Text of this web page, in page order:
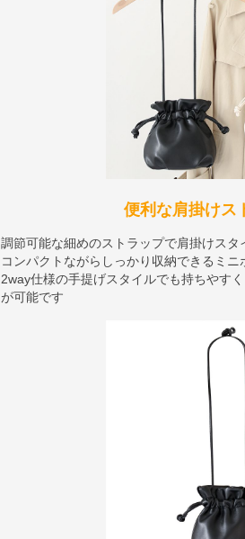
便利な肩掛けス
調節可能な細めのストラップで肩掛けス
コンパクトながらしっかり収納できるミ
2way仕様の手提げスタイルでも持ちやす
が可能です